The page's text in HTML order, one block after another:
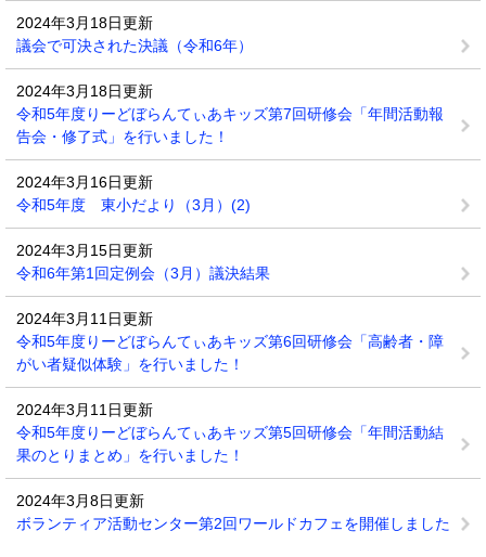
2024年3月18日更新
議会で可決された決議（令和6年）
2024年3月18日更新
令和5年度りーどぼらんてぃあキッズ第7回研修会「年間活動報
告会・修了式」を行いました！
2024年3月16日更新
令和5年度 東小だより（3月）(2)
2024年3月15日更新
令和6年第1回定例会（3月）議決結果
2024年3月11日更新
令和5年度りーどぼらんてぃあキッズ第6回研修会「高齢者・障
がい者疑似体験」を行いました！
2024年3月11日更新
令和5年度りーどぼらんてぃあキッズ第5回研修会「年間活動結
果のとりまとめ」を行いました！
2024年3月8日更新
ボランティア活動センター第2回ワールドカフェを開催しました